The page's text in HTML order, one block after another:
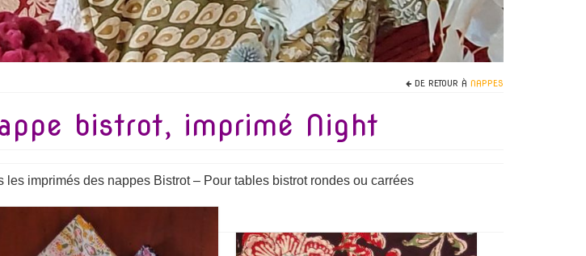
DE RETOUR À NAPPES
bistrot, imprimé Night
les imprimés des nappes Bistrot – Pour tables bistrot rondes ou carrées